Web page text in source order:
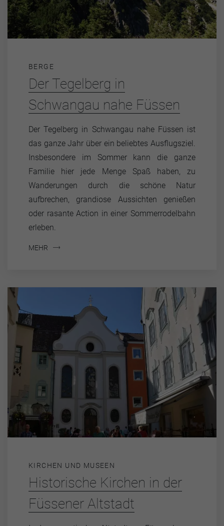
BERGE
Der Tegelberg in
Schwangau nahe Füssen
Der Tegelberg in Schwangau nahe Füssen ist
das ganze Jahr über ein beliebtes Ausflugsziel.
Insbesondere im Sommer kann die ganze
Familie hier jede Menge Spaß haben, zu
Wanderungen durch die schöne Natur
aufbrechen, grandiose Aussichten genießen
oder rasante Action in einer Sommerrodelbahn
erleben.
MEHR
KIRCHEN UND MUSEEN
Historische Kirchen in der
Füssener Altstadt